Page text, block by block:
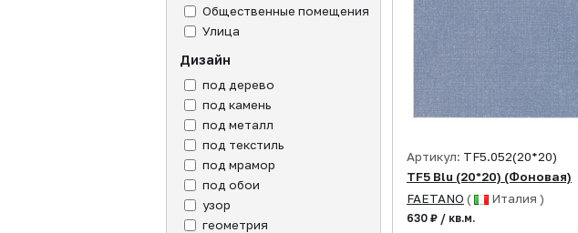
Общественные помещения
Улица
Дизайн
под дерево
под камень
под металл
под текстиль
под мрамор
под обои
узор
геометрия
Артикул: TF5.052(20*20)
TF5 Blu (20*20) (Фоновая)
FAETANO ( Италия )
630 ₽ / кв.м.